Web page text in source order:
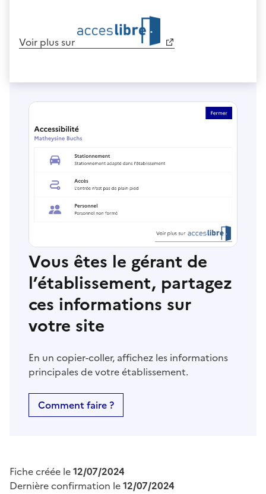
Voir plus sur
Vous êtes le gérant de
l’établissement, partagez
ces informations sur
votre site
En un copier-coller, affichez les informations
principales de votre établissement.
Comment faire ?
Fiche créée le12/07/2024
Dernière confirmation le12/07/2024